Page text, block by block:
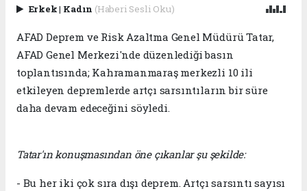
Erkek| Kadın (Haberi Sesli Oku)
AFAD Deprem ve Risk Azaltma Genel Müdürü Tatar,
AFAD Genel Merkezi'nde düzenlediği basın
toplantısında; Kahramanmaraş merkezli 10 ili
etkileyen depremlerde artçı sarsıntıların bir süre
daha devam edeceğini söyledi.
Tatar'ın konuşmasından öne çıkanlar şu şekilde:
- Bu her iki çok sıra dışı deprem. Artçı sarsıntı sayısı